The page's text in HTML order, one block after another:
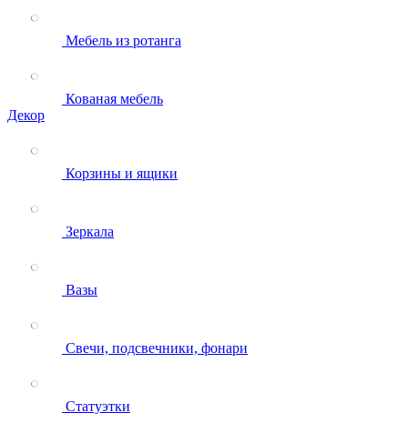
Мебель из ротанга
Кованая мебель
Декор
Корзины и ящики
Зеркала
Вазы
Свечи, подсвечники, фонари
Статуэтки